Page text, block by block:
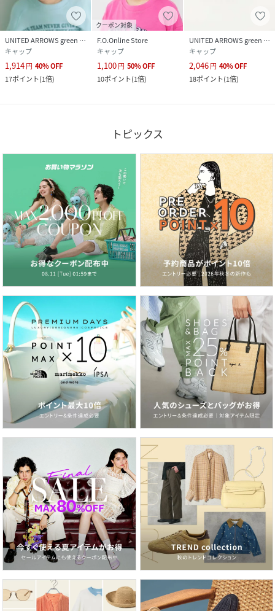
UNITED ARROWS green label relaxing
キャップ
1,914円 40%OFF
17ポイント(1倍)
クーポン対象
F.O.Online Store
キャップ
1,100円 50%OFF
10ポイント(1倍)
UNITED ARROWS green label relaxing
キャップ
2,046円 40%OFF
18ポイント(1倍)
トピックス